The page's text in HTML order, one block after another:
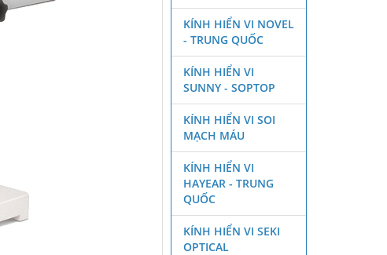
KÍNH HIỂN VI NOVEL
- TRUNG QUỐC
KÍNH HIỂN VI
SUNNY - SOPTOP
KÍNH HIỂN VI SOI
MẠCH MÁU
KÍNH HIỂN VI
HAYEAR - TRUNG
QUỐC
KÍNH HIỂN VI SEKI
OPTICAL